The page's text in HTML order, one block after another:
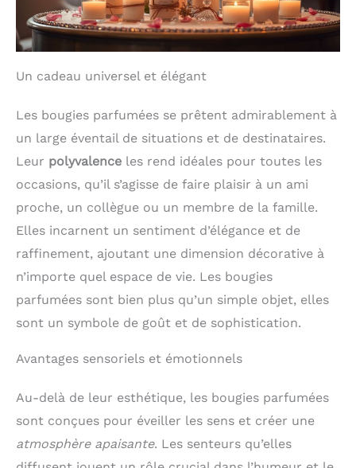
Un cadeau universel et élégant
Les bougies parfumées se prêtent admirablement à
un large éventail de situations et de destinataires.
Leur polyvalence les rend idéales pour toutes les
occasions, qu’il s’agisse de faire plaisir à un ami
proche, un collègue ou un membre de la famille.
Elles incarnent un sentiment d’élégance et de
raffinement, ajoutant une dimension décorative à
n’importe quel espace de vie. Les bougies
parfumées sont bien plus qu’un simple objet, elles
sont un symbole de goût et de sophistication.
Avantages sensoriels et émotionnels
Au-delà de leur esthétique, les bougies parfumées
sont conçues pour éveiller les sens et créer une
atmosphère apaisante. Les senteurs qu’elles